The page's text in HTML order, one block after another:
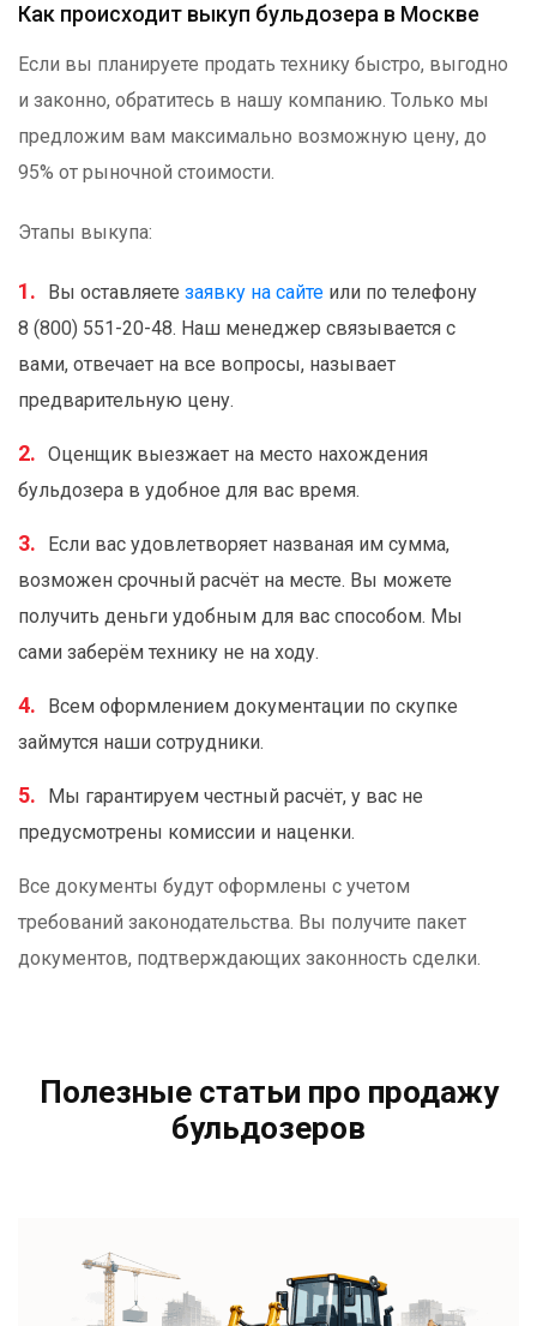
Как происходит выкуп бульдозера в Москве
Если вы планируете продать технику быстро, выгодно
и законно, обратитесь в нашу компанию. Только мы
предложим вам максимально возможную цену, до
95% от рыночной стоимости.
Этапы выкупа:
Вы оставляете заявку на сайте или по телефону
8 (800) 551-20-48. Наш менеджер связывается с
вами, отвечает на все вопросы, называет
предварительную цену.
Оценщик выезжает на место нахождения
бульдозера в удобное для вас время.
Если вас удовлетворяет названая им сумма,
возможен срочный расчёт на месте. Вы можете
получить деньги удобным для вас способом. Мы
сами заберём технику не на ходу.
Всем оформлением документации по скупке
займутся наши сотрудники.
Мы гарантируем честный расчёт, у вас не
предусмотрены комиссии и наценки.
Все документы будут оформлены с учетом
требований законодательства. Вы получите пакет
документов, подтверждающих законность сделки.
Полезные статьи про продажу
бульдозеров